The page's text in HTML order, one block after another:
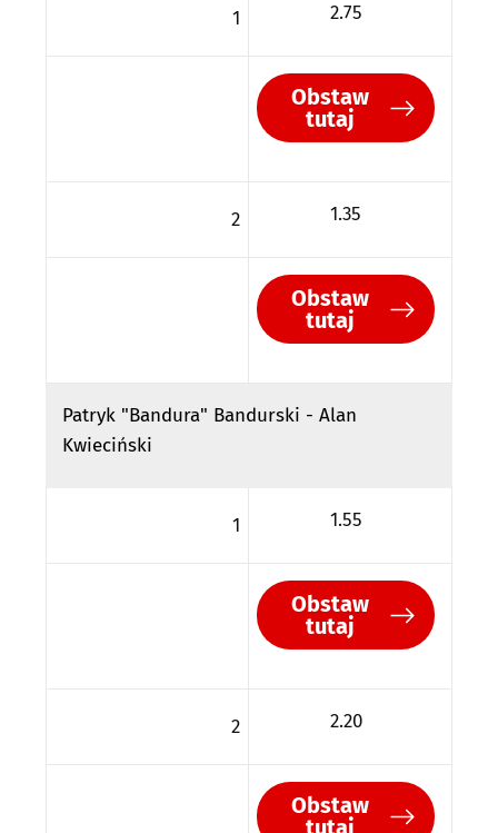
1 2.75
Obstaw
tutaj
2 1.35
Obstaw
tutaj
Patryk "Bandura" Bandurski - Alan
Kwieciński
1 1.55
Obstaw
tutaj
2 2.20
Obstaw
tutaj